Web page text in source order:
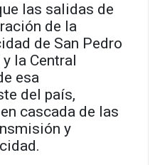
las salidas de
de la
de San Pedro
la Central
esa
del país,
cascada de las
y